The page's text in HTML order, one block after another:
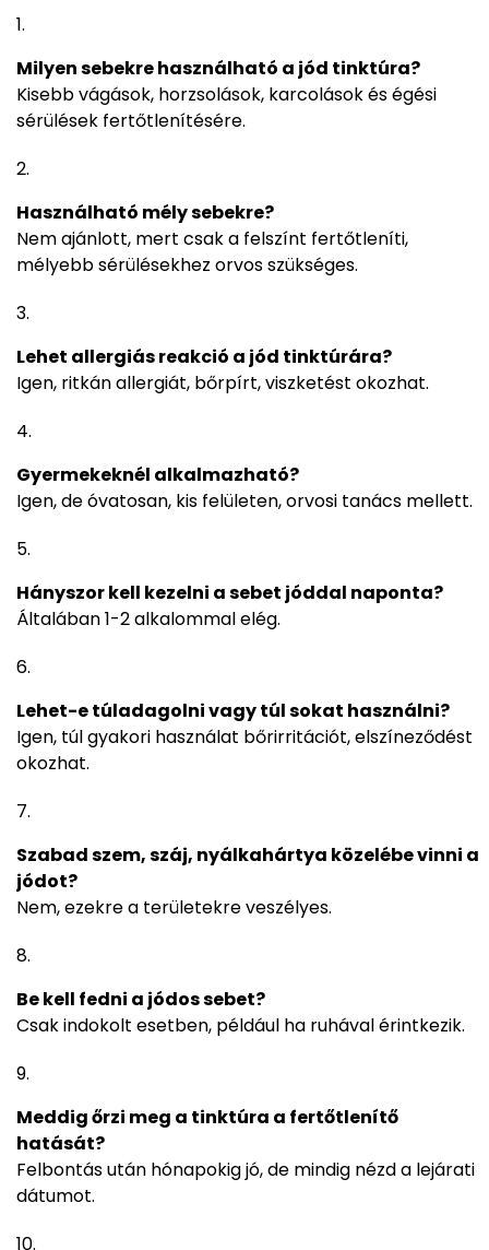
Milyen sebekre használható a jód tinktúra?
Kisebb vágások, horzsolások, karcolások és égési
sérülések fertőtlenítésére.
Használható mély sebekre?
Nem ajánlott, mert csak a felszínt fertőtleníti,
mélyebb sérülésekhez orvos szükséges.
Lehet allergiás reakció a jód tinktúrára?
Igen, ritkán allergiát, bőrpírt, viszketést okozhat.
Gyermekeknél alkalmazható?
Igen, de óvatosan, kis felületen, orvosi tanács mellett.
Hányszor kell kezelni a sebet jóddal naponta?
Általában 1-2 alkalommal elég.
Lehet-e túladagolni vagy túl sokat használni?
Igen, túl gyakori használat bőrirritációt, elszíneződést
okozhat.
Szabad szem, száj, nyálkahártya közelébe vinni a
jódot?
Nem, ezekre a területekre veszélyes.
Be kell fedni a jódos sebet?
Csak indokolt esetben, például ha ruhával érintkezik.
Meddig őrzi meg a tinktúra a fertőtlenítő
hatását?
Felbontás után hónapokig jó, de mindig nézd a lejárati
dátumot.